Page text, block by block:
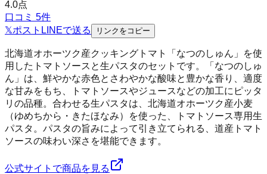
4.0点
口コミ 5件
𝕏ポスト LINEで送る リンクをコピー
北海道オホーツク産クッキングトマト「なつのしゅん」を使
用したトマトソースと生パスタのセットです。「なつのしゅ
ん」は、鮮やかな赤色とさわやかな酸味と豊かな香り、適度
な甘みをもち、トマトソースやジュースなどの加工にピッタ
リの品種。合わせる生パスタは、北海道オホーツク産小麦
（ゆめちから・きたほなみ）を使った、トマトソース専用生
パスタ。パスタの旨みによって引き立てられる、道産トマト
ソースの味わい深さを堪能できます。
公式サイトで商品を見る